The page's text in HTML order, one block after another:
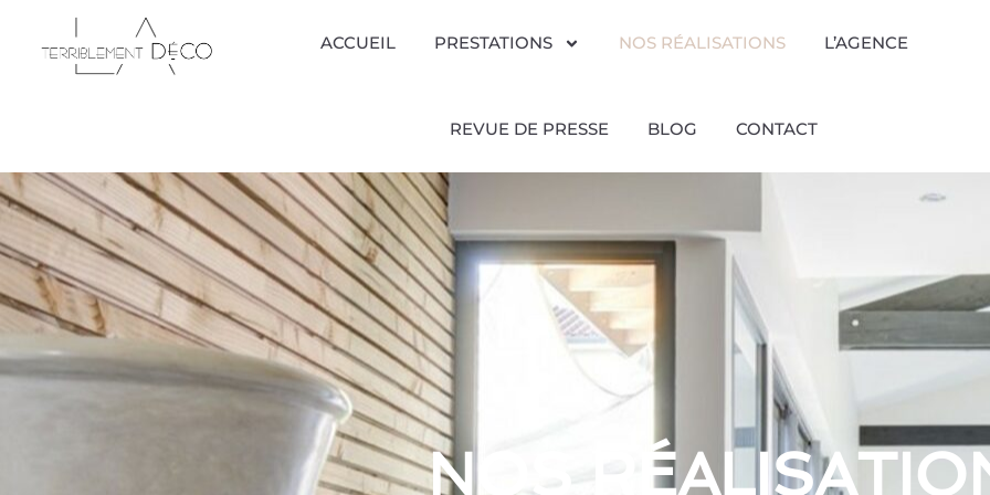
ACCUEIL PRESTATIONS NOS RÉALISATIONS L’AGENCE
REVUE DE PRESSE BLOG CONTACT
NOS